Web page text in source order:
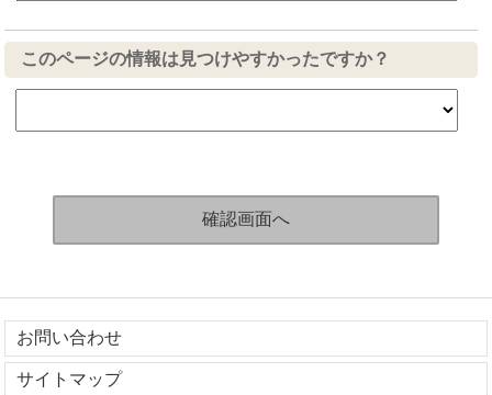
このページの情報は見つけやすかったですか？
お問い合わせ
サイトマップ